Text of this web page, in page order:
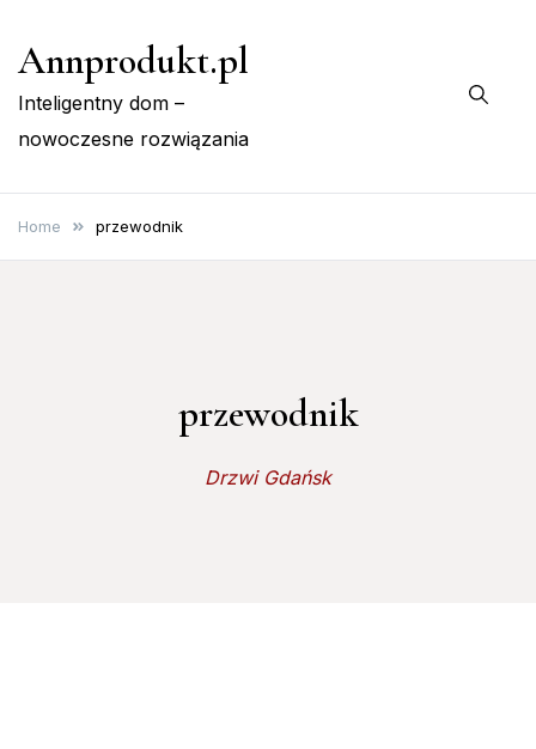
Annprodukt.pl
Inteligentny dom –
nowoczesne rozwiązania
Home przewodnik
przewodnik
Drzwi Gdańsk